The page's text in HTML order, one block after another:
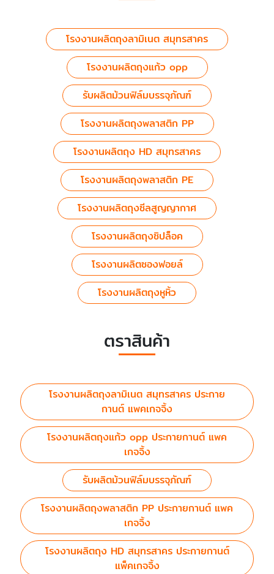
โรงงานผลิตถุงลามิเนต สมุทรสาคร
โรงงานผลิตถุงแก้ว opp
รับผลิตม้วนฟิล์มบรรจุภัณฑ์
โรงงานผลิตถุงพลาสติก PP
โรงงานผลิตถุง HD สมุทรสาคร
โรงงานผลิตถุงพลาสติก PE
โรงงานผลิตถุงซีลสูญญากาศ
โรงงานผลิตถุงซิปล็อค
โรงงานผลิตซองฟอยล์
โรงงานผลิตถุงหูหิ้ว
ตราสินค้า
โรงงานผลิตถุงลามิเนต สมุทรสาคร ประกาย
กานต์ แพคเกจจิ้ง
โรงงานผลิตถุงแก้ว opp ประกายกานต์ แพค
เกจจิ้ง
รับผลิตม้วนฟิล์มบรรจุภัณฑ์
โรงงานผลิตถุงพลาสติก PP ประกายกานต์ แพค
เกจจิ้ง
โรงงานผลิตถุง HD สมุทรสาคร ประกายกานต์
แพ็คเกจจิ้ง